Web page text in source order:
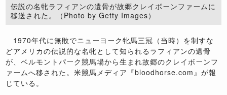
伝説の名牝ラフィアンの遺骨が故郷クレイボーンファームに
移送された。（Photo by Getty Images）
1970年代に無敗でニューヨーク牝馬三冠（当時）を制すな
どアメリカの伝説的な名牝として知られるラフィアンの遺骨
が、ベルモントパーク競馬場から生まれ故郷のクレイボーンフ
ァームへ移された。米競馬メディア『bloodhorse.com』が報
じている。